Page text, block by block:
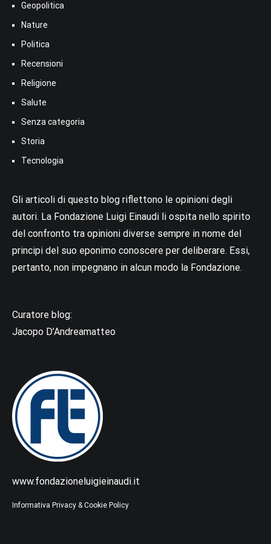
Geopolitica
Nature
Politica
Recensioni
Religione
Salute
Senza categoria
Storia
Tecnologia
Gli articoli di questo blog riflettono le opinioni degli
autori. La Fondazione Luigi Einaudi li ospita nello spirito
del confronto tra opinioni diverse sempre in nome del
principi del suo eponimo conoscere per deliberare. Essi,
pertanto, non impegnano in alcun modo la Fondazione.
Curatore blog:
Jacopo D’Andreamatteo
www.fondazioneluigieinaudi.it
Informativa Privacy & Cookie Policy